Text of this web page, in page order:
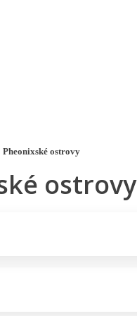
Pheonixské ostrovy
ostrovy